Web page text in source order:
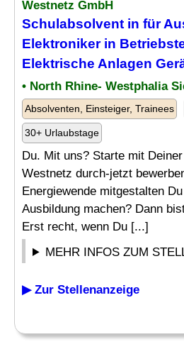
Westnetz GmbH
Schulabsolvent in für
Elektroniker in
Elektrische Anlagen
• North Rhine- Westphalia
Absolventen, Einsteiger, Trainees
30+ Urlaubstage
Du. Mit uns? Starte mit
Westnetz durch-jetzt
Energiewende mitgestalten
Ausbildung machen? Dann
Erst recht, wenn Du [...]
MEHR INFOS ZUM
▶ Zur Stellenanzeige